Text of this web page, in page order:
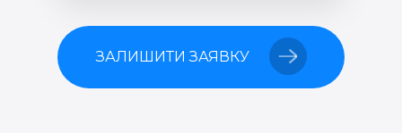
ЗАЛИШИТИ ЗАЯВКУ